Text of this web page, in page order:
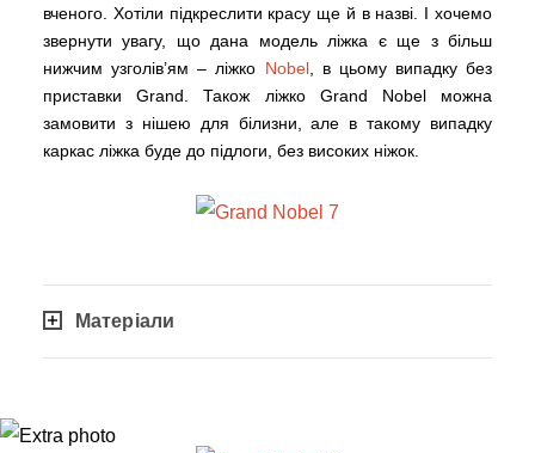
вченого. Хотіли підкреслити красу ще й в назві. І хочемо
звернути увагу, що дана модель ліжка є ще з більш
нижчим узголів’ям – ліжко Nobel, в цьому випадку без
приставки Grand. Також ліжко Grand Nobel можна
замовити з нішею для білизни, але в такому випадку
каркас ліжка буде до підлоги, без високих ніжок.
Матеріали